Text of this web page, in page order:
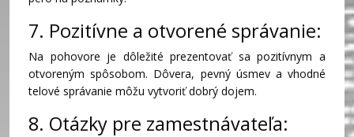
7. Pozitívne a otvorené správanie:
Na pohovore je dôležité prezentovať sa pozitívnym a
otvoreným spôsobom. Dôvera, pevný úsmev a vhodné
telové správanie môžu vytvoriť dobrý dojem.
8. Otázky pre zamestnávateľa: